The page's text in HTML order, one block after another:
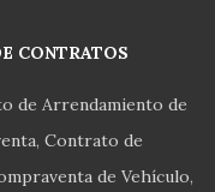
CONTRATOS
de Arrendamiento de
Contrato de
de Vehículo